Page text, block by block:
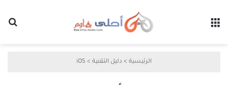
الرئيسية > دليل التقنية >
iOS